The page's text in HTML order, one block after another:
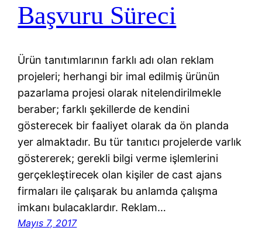
Başvuru Süreci
Ürün tanıtımlarının farklı adı olan reklam
projeleri; herhangi bir imal edilmiş ürünün
pazarlama projesi olarak nitelendirilmekle
beraber; farklı şekillerde de kendini
gösterecek bir faaliyet olarak da ön planda
yer almaktadır. Bu tür tanıtıcı projelerde varlık
göstererek; gerekli bilgi verme işlemlerini
gerçekleştirecek olan kişiler de cast ajans
firmaları ile çalışarak bu anlamda çalışma
imkanı bulacaklardır. Reklam…
Mayıs 7, 2017